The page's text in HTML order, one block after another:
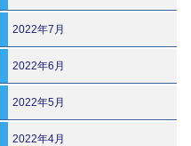
2022年7月
2022年6月
2022年5月
2022年4月